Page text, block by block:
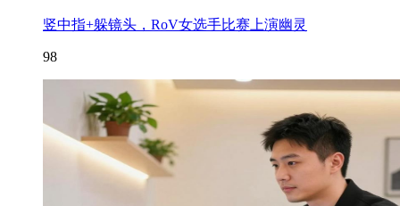
竖中指+躲镜头，RoV女选手比赛上演幽灵
98